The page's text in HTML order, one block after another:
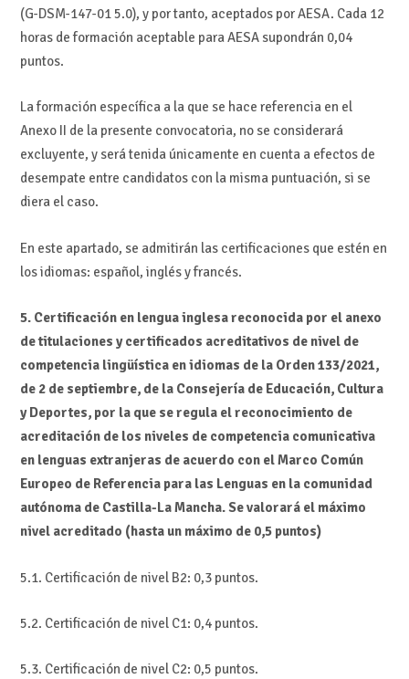
(G-DSM-147-01 5.0), y por tanto, aceptados por AESA. Cada 12
horas de formación aceptable para AESA supondrán 0,04
puntos.
La formación específica a la que se hace referencia en el
Anexo II de la presente convocatoria, no se considerará
excluyente, y será tenida únicamente en cuenta a efectos de
desempate entre candidatos con la misma puntuación, si se
diera el caso.
En este apartado, se admitirán las certificaciones que estén en
los idiomas: español, inglés y francés.
5. Certificación en lengua inglesa reconocida por el anexo
de titulaciones y certificados acreditativos de nivel de
competencia lingüística en idiomas de la Orden 133/2021,
de 2 de septiembre, de la Consejería de Educación, Cultura
y Deportes, por la que se regula el reconocimiento de
acreditación de los niveles de competencia comunicativa
en lenguas extranjeras de acuerdo con el Marco Común
Europeo de Referencia para las Lenguas en la comunidad
autónoma de Castilla-La Mancha. Se valorará el máximo
nivel acreditado (hasta un máximo de 0,5 puntos)
5.1. Certificación de nivel B2: 0,3 puntos.
5.2. Certificación de nivel C1: 0,4 puntos.
5.3. Certificación de nivel C2: 0,5 puntos.